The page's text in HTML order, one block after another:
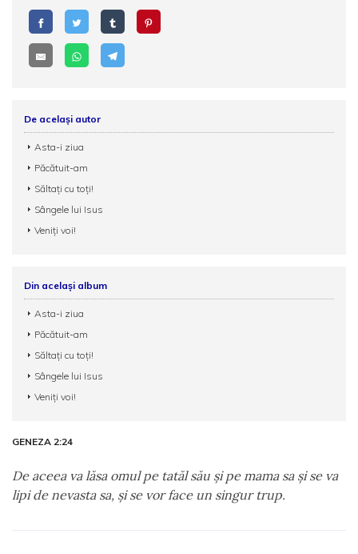
De același autor
Asta-i ziua
Păcătuit-am
Săltați cu toți!
Sângele lui Isus
Veniți voi!
Din același album
Asta-i ziua
Păcătuit-am
Săltați cu toți!
Sângele lui Isus
Veniți voi!
GENEZA 2:24
De aceea va lăsa omul pe tatăl său şi pe mama sa şi se va
lipi de nevasta sa, şi se vor face un singur trup.